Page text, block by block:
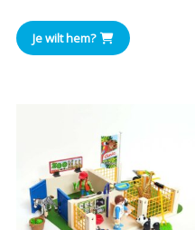
Je wilt hem?